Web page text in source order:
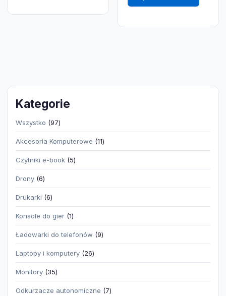
Kategorie
Wszystko 9797
produktów
Akcesoria Komputerowe
1111
produktów
Czytniki e-book
55
produktów
Drony 66
produktów
Drukarki
66
produktów
Konsole do gier 11
produkt
Ładowarki do telefonów
99
produktów
Laptopy i komputery
2626
produktów
Monitory
3535
produktów
Odkurzacze autonomiczne
77